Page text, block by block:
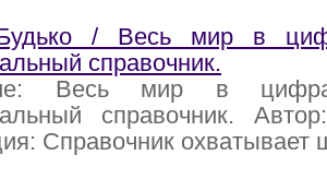
/ Весь мир в
справочник.
Весь мир в
справочник.
Справочник охватывает